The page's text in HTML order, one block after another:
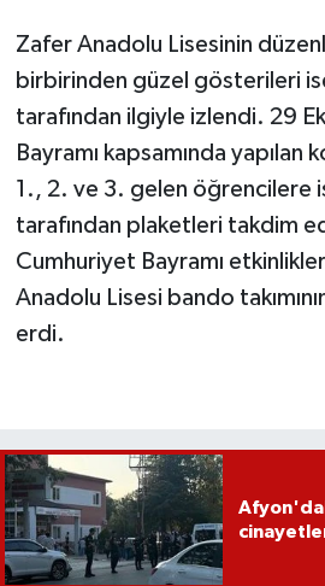
Zafer Anadolu Lisesinin
birbirinden güzel gösterileri ise
tarafından ilgiyle izlendi. 29
Bayramı kapsamında yapılan
1., 2. ve 3. gelen öğrencilere
tarafından plaketleri takdim
Cumhuriyet Bayramı
Anadolu Lisesi bando
erdi.